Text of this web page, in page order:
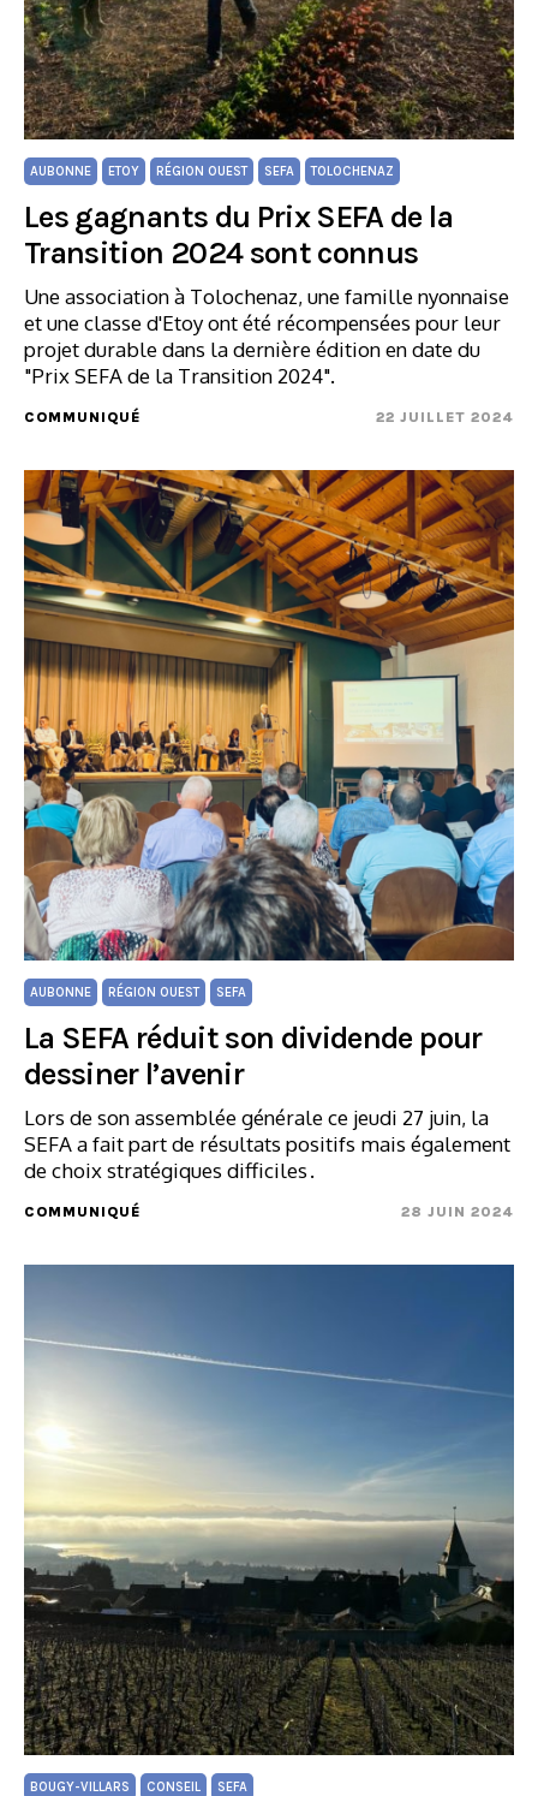
AUBONNE ETOY RÉGION OUEST SEFA TOLOCHENAZ
Les gagnants du Prix SEFA de la
Transition 2024 sont connus
Une association à Tolochenaz, une famille nyonnaise
et une classe d'Etoy ont été récompensées pour leur
projet durable dans la dernière édition en date du
"Prix SEFA de la Transition 2024".
COMMUNIQUÉ 22 JUILLET 2024
AUBONNE RÉGION OUEST SEFA
La SEFA réduit son dividende pour
dessiner l’avenir
Lors de son assemblée générale ce jeudi 27 juin, la
SEFA a fait part de résultats positifs mais également
de choix stratégiques difficiles .
COMMUNIQUÉ 28 JUIN 2024
BOUGY-VILLARS CONSEIL SEFA